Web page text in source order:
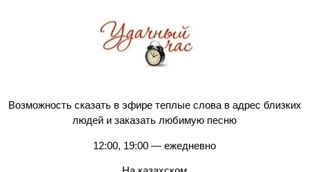
Возможность сказать в эфире теплые слова в адрес близких
людей и заказать любимую песню
12:00, 19:00 — ежедневно